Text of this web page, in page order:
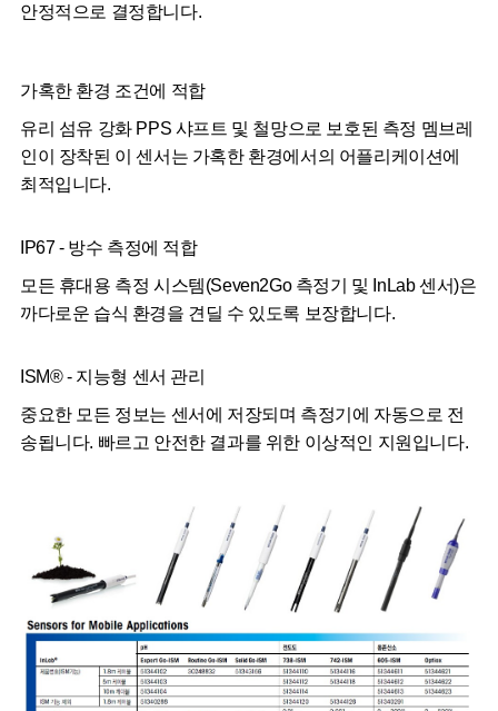
안정적으로 결정합니다.
가혹한 환경 조건에 적합
유리 섬유 강화 PPS 샤프트 및 철망으로 보호된 측정 멤브레
인이 장착된 이 센서는 가혹한 환경에서의 어플리케이션에
최적입니다.
IP67 - 방수 측정에 적합
모든 휴대용 측정 시스템(Seven2Go 측정기 및 InLab 센서)은
까다로운 습식 환경을 견딜 수 있도록 보장합니다.
ISM® - 지능형 센서 관리
중요한 모든 정보는 센서에 저장되며 측정기에 자동으로 전
송됩니다. 빠르고 안전한 결과를 위한 이상적인 지원입니다.